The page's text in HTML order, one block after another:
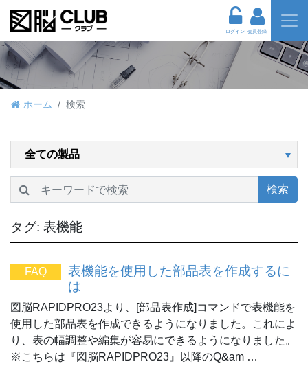
ログイン 会員登録
ホーム 検索
検索
タグ: 表機能
FAQ
表機能を使用した部品表を作成するに
は
図脳RAPIDPRO23より、[部品表作成]コマンドで表機能を
使用した部品表を作成できるようになりました。これによ
り、表の幅調整や編集が容易にできるようになりました。
※こちらは『図脳RAPIDPRO23』以降のQ&am …